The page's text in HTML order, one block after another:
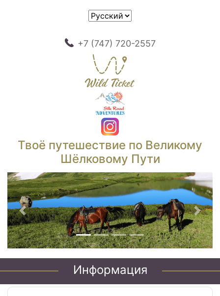
+7 (747) 720-2557
Твоё путешествие по Великому
Шёлковому Пути
Предыдущий
Информация